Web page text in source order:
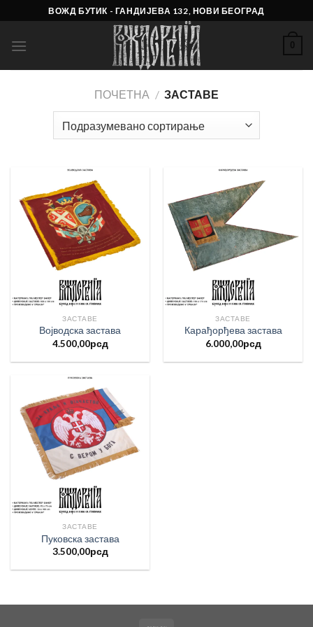
to
content
ВОЖД БУТИК - ГАНДИЈЕВА 132, НОВИ БЕОГРАД
0
ПОЧЕТНА / ЗАСТАВЕ
ЗАСТАВЕ
Војводска застава
4.500,00рсд
ЗАСТАВЕ
Карађорђева застава
6.000,00рсд
ЗАСТАВЕ
Пуковска застава
3.500,00рсд